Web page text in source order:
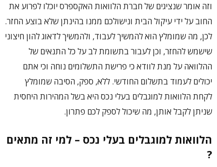
וזה אומר שנציגים של חברת הלוואות האקספרס יוכלו לפרוע את
החוב על ידי עיקול הבית ונישולכם ממנו בהינתן שלא בוצע החזר.
לכן, מה שמומלץ הוא להמשיך לעבוד, ולהמשיך לדאוג להון חיצוני
שישמש להחזר, וכן לעבור בתשומת לב על כל התנאים של
ההלוואה על מנת לוודא כי פרישת התשלומים נוחה וכי אתם
יכולים לעמוד בתשלום החודשי. ללא, ספק, הסיבה שמומלץ
לקחת הלוואות למוגבלים בעלי נכס היא בשל המהירות היחסית
שניתן לקבל אותן, מה שיכול לספק לכם פתרון.
הלוואות למוגבלים בעלי נכס – למי זה מתאים
?